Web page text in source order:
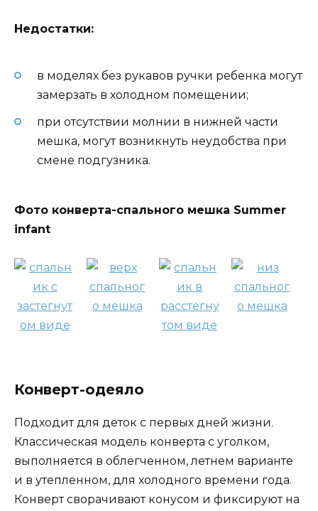
Недостатки:
в моделях без рукавов ручки ребенка могут
замерзать в холодном помещении;
при отсутствии молнии в нижней части
мешка, могут возникнуть неудобства при
смене подгузника.
Фото конверта-спального мешка Summer
infant
Конверт-одеяло
Подходит для деток с первых дней жизни.
Классическая модель конверта с уголком,
выполняется в облегченном, летнем варианте
и в утепленном, для холодного времени года.
Конверт сворачивают конусом и фиксируют на